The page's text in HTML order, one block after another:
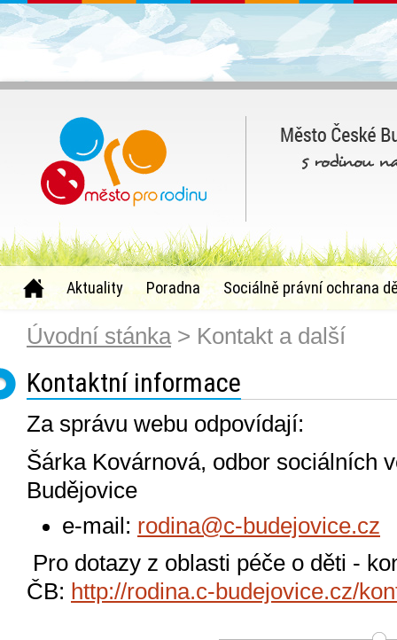
Aktuality Poradna Sociálně právní ochrana
Úvodní stánka> Kontakt a další
Kontaktní informace
Za správu webu odpovídají:
Šárka Kovárnová, odbor sociálních
Budějovice
e-mail: rodina@c-budejovice.cz
Pro dotazy z oblasti péče o děti -
ČB: http://rodina.c-budejovice.cz/